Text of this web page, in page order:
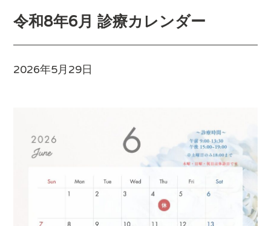
令和8年6月 診療カレンダー
2026年5月29日